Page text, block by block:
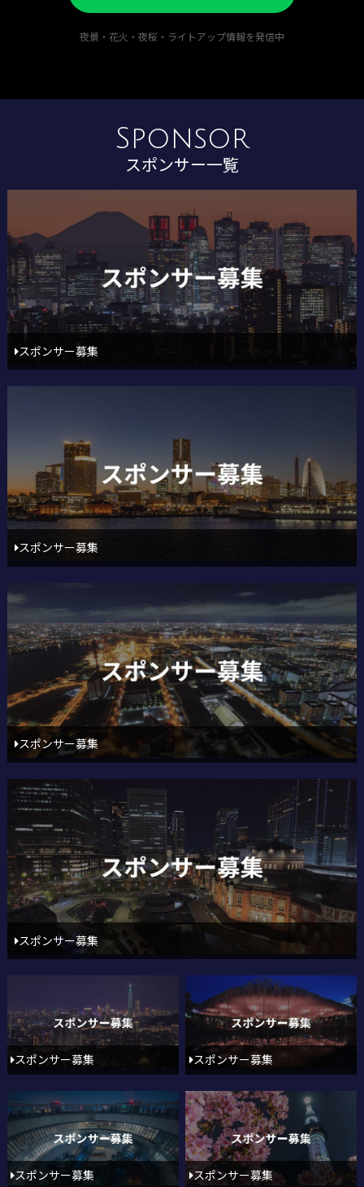
夜景・花火・夜桜・ライトアップ情報を発信中
Sponsor
スポンサー一覧
スポンサー募集
スポンサー募集
スポンサー募集
スポンサー募集
スポンサー募集 スポンサー募集
スポンサー募集 スポンサー募集